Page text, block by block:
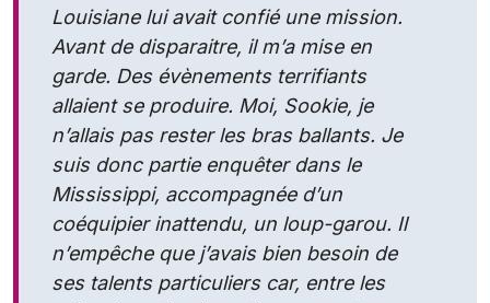
Louisiane lui avait confié une mission.
Avant de disparaitre, il m’a mise en
garde. Des évènements terrifiants
allaient se produire. Moi, Sookie, je
n’allais pas rester les bras ballants. Je
suis donc partie enquêter dans le
Mississippi, accompagnée d’un
coéquipier inattendu, un loup-garou. Il
n’empêche que j’avais bien besoin de
ses talents particuliers car, entre les